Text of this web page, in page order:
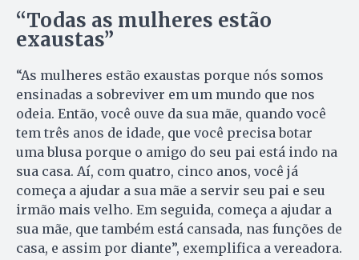
“Todas as mulheres estão
exaustas”
“As mulheres estão exaustas porque nós somos
ensinadas a sobreviver em um mundo que nos
odeia. Então, você ouve da sua mãe, quando você
tem três anos de idade, que você precisa botar
uma blusa porque o amigo do seu pai está indo na
sua casa. Aí, com quatro, cinco anos, você já
começa a ajudar a sua mãe a servir seu pai e seu
irmão mais velho. Em seguida, começa a ajudar a
sua mãe, que também está cansada, nas funções de
casa, e assim por diante”, exemplifica a vereadora.